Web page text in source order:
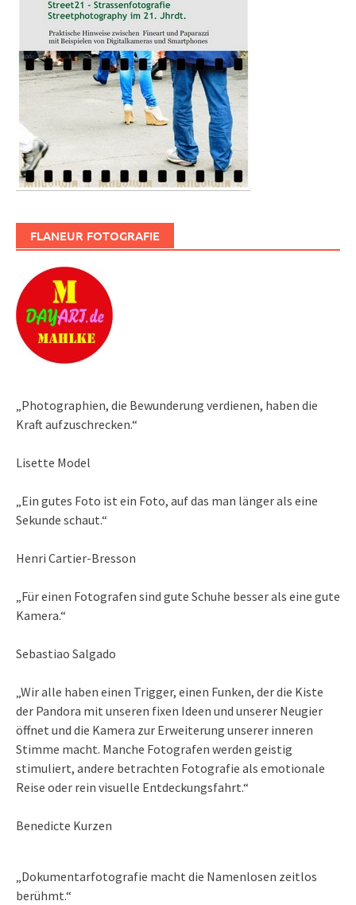
FLANEUR FOTOGRAFIE
„Photographien, die Bewunderung verdienen, haben die
Kraft aufzuschrecken.“
Lisette Model
„Ein gutes Foto ist ein Foto, auf das man länger als eine
Sekunde schaut.“
Henri Cartier-Bresson
„Für einen Fotografen sind gute Schuhe besser als eine gute
Kamera.“
Sebastiao Salgado
„Wir alle haben einen Trigger, einen Funken, der die Kiste
der Pandora mit unseren fixen Ideen und unserer Neugier
öffnet und die Kamera zur Erweiterung unserer inneren
Stimme macht. Manche Fotografen werden geistig
stimuliert, andere betrachten Fotografie als emotionale
Reise oder rein visuelle Entdeckungsfahrt.“
Benedicte Kurzen
„Dokumentarfotografie macht die Namenlosen zeitlos
berühmt.“